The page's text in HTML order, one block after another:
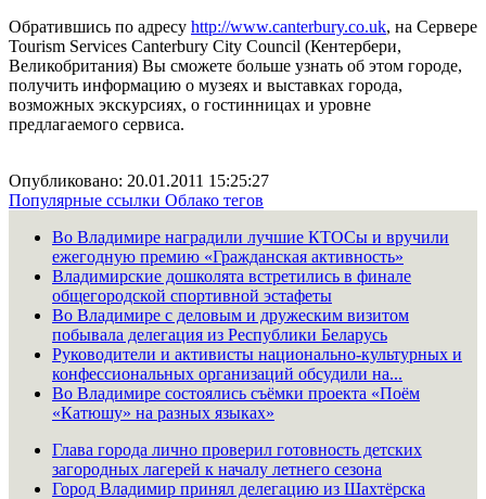
Обратившись по адресу http://www.canterbury.co.uk, на Сервере
Tourism Services Canterbury City Council (Кентербери,
Великобритания) Вы сможете больше узнать об этом городе,
получить информацию о музеях и выставках города,
возможных экскурсиях, о гостинницах и уровне
предлагаемого сервиса.
Опубликовано: 20.01.2011 15:25:27
Популярные ссылки Облако тегов
Во Владимире наградили лучшие КТОСы и вручили
ежегодную премию «Гражданская активность»
Владимирские дошколята встретились в финале
общегородской спортивной эстафеты
Во Владимире с деловым и дружеским визитом
побывала делегация из Республики Беларусь
Руководители и активисты национально-культурных и
конфессиональных организаций обсудили на...
Во Владимире состоялись съёмки проекта «Поём
«Катюшу» на разных языках»
Глава города лично проверил готовность детских
загородных лагерей к началу летнего сезона
Город Владимир принял делегацию из Шахтёрска